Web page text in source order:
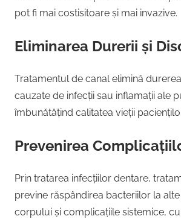
pot fi mai costisitoare și mai invazive.
Eliminarea Durerii și
Tratamentul de canal elimină
cauzate de infecții sau inflamații ale
îmbunătățind calitatea vieții
Prevenirea
Prin tratarea infecțiilor dentare,
previne răspândirea bacteriilor la
corpului și complicațiile sistemice,